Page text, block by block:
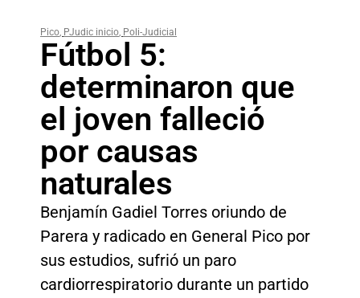
Pico, PJudic inicio, Poli-Judicial
Fútbol 5:
determinaron que
el joven falleció
por causas
naturales
Benjamín Gadiel Torres oriundo de
Parera y radicado en General Pico por
sus estudios, sufrió un paro
cardiorrespiratorio durante un partido